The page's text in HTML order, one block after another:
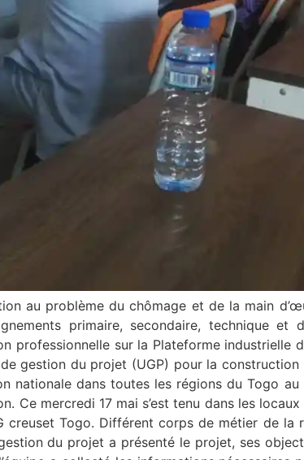
au problème du chômage et de la main
primaire, secondaire, technique
professionnelle sur la Plateforme industrielle
de gestion du projet (UGP) pour la
nationale dans toutes les régions du Togo
Ce mercredi 17 mai s’est tenu dans les
creuset Togo. Différent corps de métier de
du projet a présenté le projet, ses